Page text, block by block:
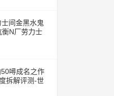
间金黑水鬼
衡N厂劳力士
噚成名之作
拆解评测-世